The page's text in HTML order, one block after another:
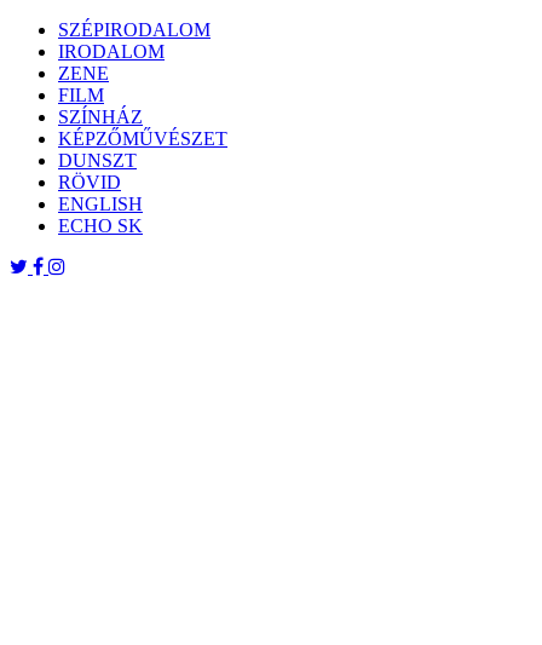
Skip
content
SZÉPIRODALOM
IRODALOM
ZENE
FILM
SZÍNHÁZ
KÉPZŐMŰVÉSZET
DUNSZT
RÖVID
ENGLISH
ECHO SK